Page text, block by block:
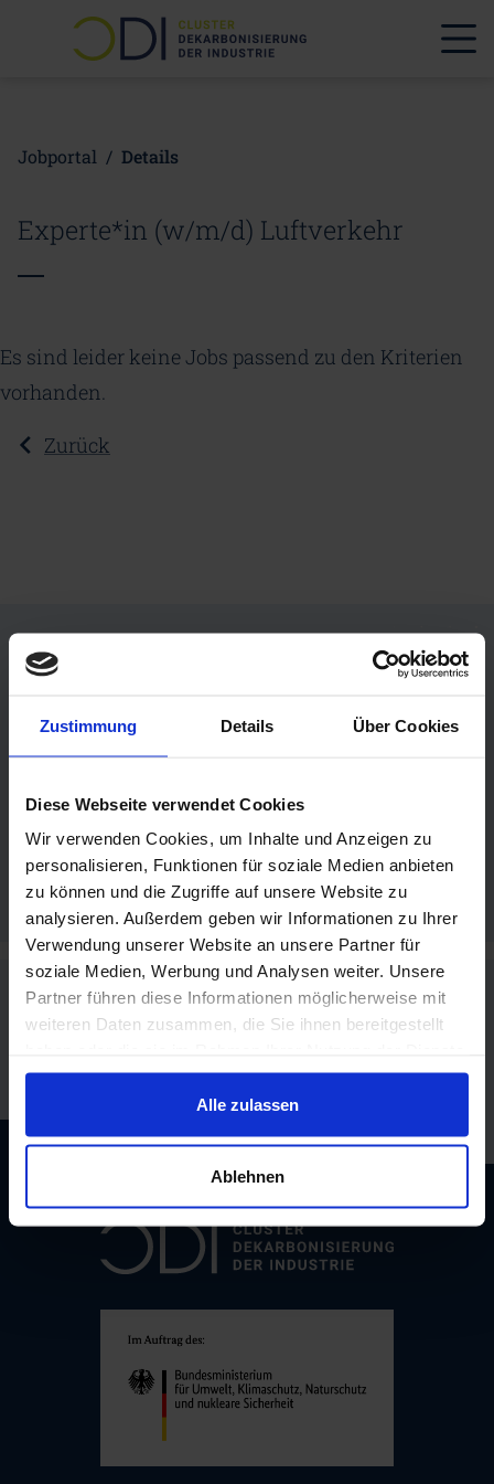
Zustimmung Details Über Cookies
Diese Webseite verwendet Cookies
Wir verwenden Cookies, um Inhalte und Anzeigen zu
personalisieren, Funktionen für soziale Medien anbieten
zu können und die Zugriffe auf unsere Website zu
analysieren. Außerdem geben wir Informationen zu Ihrer
Verwendung unserer Website an unsere Partner für
soziale Medien, Werbung und Analysen weiter. Unsere
Partner führen diese Informationen möglicherweise mit
weiteren Daten zusammen, die Sie ihnen bereitgestellt
gesammelt haben.
Alle zulassen
Ablehnen
Jobportal / Details
Experte*in (w/m/d) Luftverkehr
Es sind leider keine Jobs passend zu den Kriterien
vorhanden.
Zurück
Partner werden
Sie interessieren sich für unsere Angebote und
eine kostenfreie Partnerschaft im CDI?
Alle Vorteile
Melden Sie sich zum Newsletter an